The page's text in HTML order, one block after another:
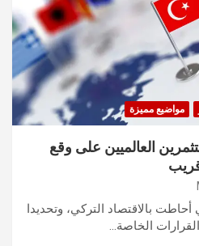
مواضيع مميزة
العالميين على وقع
بالاقتصاد التركي، وتحديدا